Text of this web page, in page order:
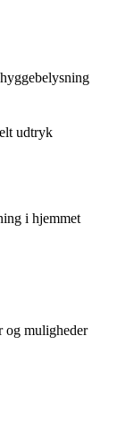
udtryk
i hjemmet
og muligheder